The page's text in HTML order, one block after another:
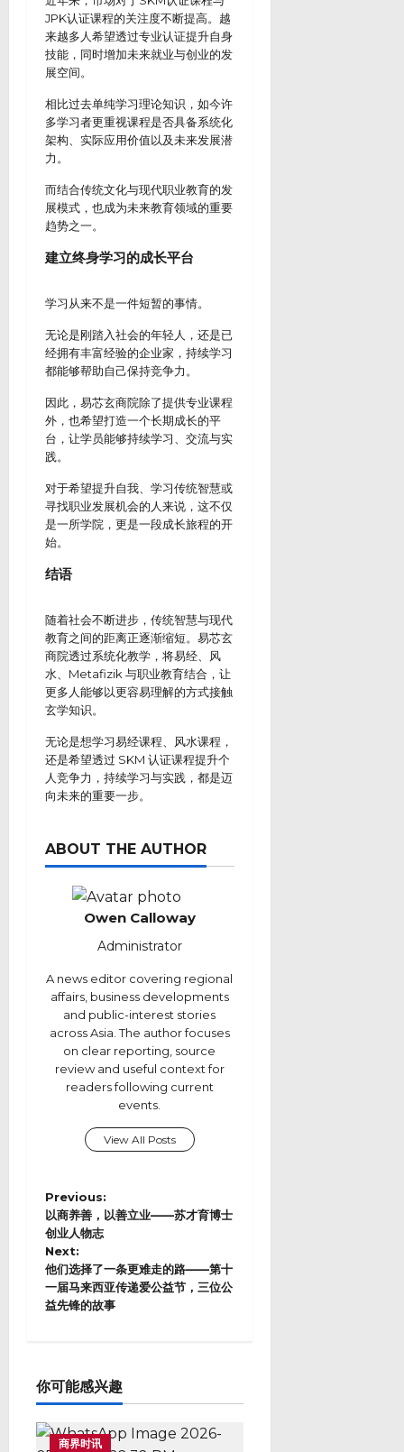
JPK认证课程的关注度不断提高。越
来越多人希望透过专业认证提升自身
技能，同时增加未来就业与创业的发
展空间。
相比过去单纯学习理论知识，如今许
多学习者更重视课程是否具备系统化
架构、实际应用价值以及未来发展潜
力。
而结合传统文化与现代职业教育的发
展模式，也成为未来教育领域的重要
趋势之一。
建立终身学习的成长平台
学习从来不是一件短暂的事情。
无论是刚踏入社会的年轻人，还是已
经拥有丰富经验的企业家，持续学习
都能够帮助自己保持竞争力。
因此，易芯玄商院除了提供专业课程
外，也希望打造一个长期成长的平
台，让学员能够持续学习、交流与实
践。
对于希望提升自我、学习传统智慧或
寻找职业发展机会的人来说，这不仅
是一所学院，更是一段成长旅程的开
始。
结语
随着社会不断进步，传统智慧与现代
教育之间的距离正逐渐缩短。易芯玄
商院透过系统化教学，将易经、风
水、Metafizik 与职业教育结合，让
更多人能够以更容易理解的方式接触
玄学知识。
无论是想学习易经课程、风水课程，
还是希望透过 SKM 认证课程提升个
人竞争力，持续学习与实践，都是迈
向未来的重要一步。
ABOUT THE AUTHOR
Owen Calloway
Administrator
A news editor covering regional
affairs, business developments
and public-interest stories
across Asia. The author focuses
on clear reporting, source
review and useful context for
readers following current
events.
View All Posts
P
o
s
t
n
a
v
t
i
o
Previous:
以商养善，以善立业——苏才育博士
创业人物志
Next:
他们选择了一条更难走的路——第十
一届马来西亚传递爱公益节，三位公
益先锋的故事
你可能感兴趣
商界时讯